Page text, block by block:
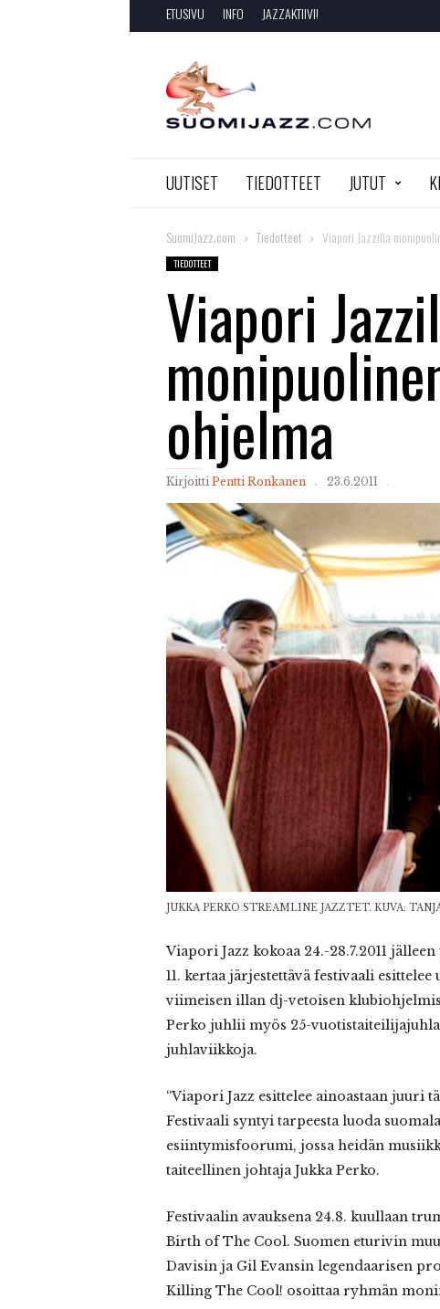
ETUSIVU INFO JAZZAKTIIVI!
SuomiJazz.com
UUTISET TIEDOTTEET JUTUT
SuomiJazz.com Tiedotteet Viapori Jazzilla
TIEDOTTEET
Viapori
ohjelma
Kirjoitti Pentti Ronkanen 23.6.2011
JUKKA PERKO STREAMLINE JAZZTET. KUVA:
Viapori Jazz kokoaa 24.-28.7.2011
11. kertaa järjestettävä festivaali
viimeisen illan dj-vetoisen
Perko juhlii myös 25-
juhlaviikkoja.
“Viapori Jazz esittelee ainoastaan juuri
Festivaali syntyi tarpeesta luoda
esiintymisfoorumi, jossa heidän
taiteellinen johtaja Jukka Perko.
Festivaalin avauksena 24.8. kuullaan
Birth of The Cool. Suomen eturivin
Davisin ja Gil Evansin legendaarisen
Killing The Cool! osoittaa ryhmän